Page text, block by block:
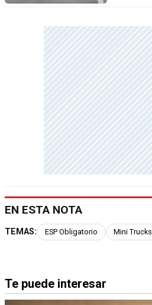
EN ESTA NOTA
TEMAS: ESP Obligatorio Mini Trucks